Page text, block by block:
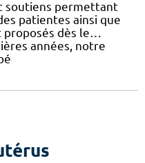
soutiens permettant
patientes ainsi que
dès le…
années, notre